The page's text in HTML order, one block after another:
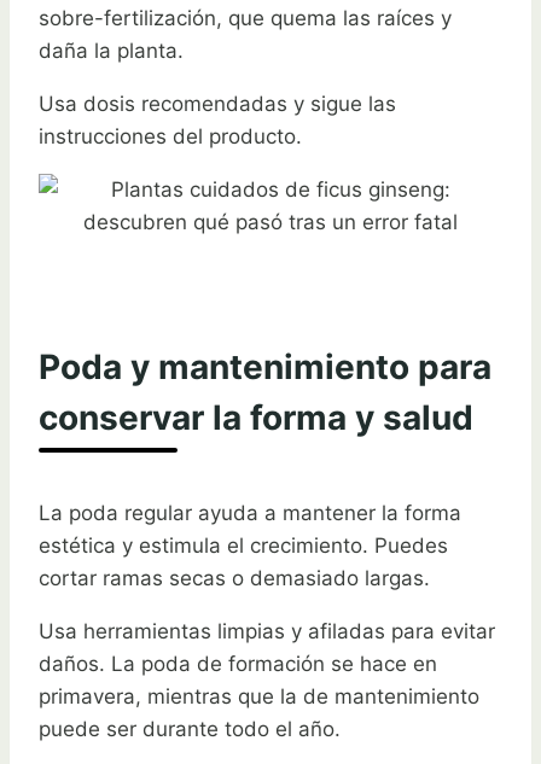
sobre-fertilización, que quema las raíces y
daña la planta.
Usa dosis recomendadas y sigue las
instrucciones del producto.
Poda y mantenimiento para
conservar la forma y salud
La poda regular ayuda a mantener la forma
estética y estimula el crecimiento. Puedes
cortar ramas secas o demasiado largas.
Usa herramientas limpias y afiladas para evitar
daños. La poda de formación se hace en
primavera, mientras que la de mantenimiento
puede ser durante todo el año.